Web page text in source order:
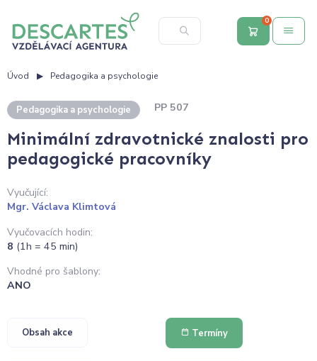
0
Úvod Pedagogika a psychologie
Pedagogika a psychologie PP 507
Minimální zdravotnické znalosti pro
pedagogické pracovníky
Vyučující:
Mgr. Václava Klimtová
Vyučovacích hodin:
8 (1h = 45 min)
Vhodné pro šablony:
ANO
Obsah akce Termíny